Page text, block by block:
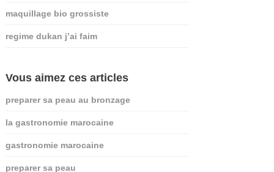
maquillage bio grossiste
regime dukan j’ai faim
Vous aimez ces articles
preparer sa peau au bronzage
la gastronomie marocaine
gastronomie marocaine
preparer sa peau